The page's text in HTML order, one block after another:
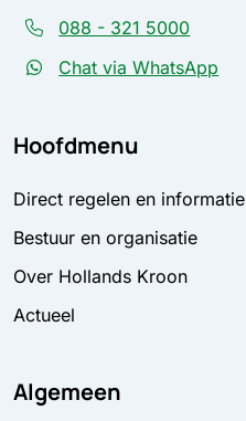
088 - 321 5000
Chat via WhatsApp
Hoofdmenu
Direct regelen en informatie
Bestuur en organisatie
Over Hollands Kroon
Actueel
Algemeen